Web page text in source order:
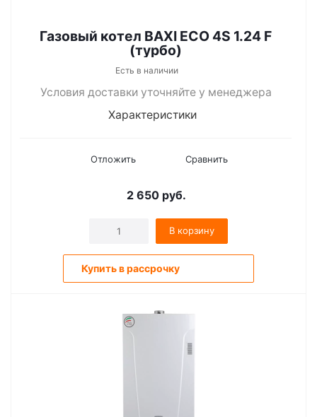
Газовый котел BAXI ECO 4S 1.24 F
(турбо)
Есть в наличии
Условия доставки уточняйте у менеджера
Характеристики
Отложить Сравнить
2 650руб.
В корзину
Купить в рассрочку